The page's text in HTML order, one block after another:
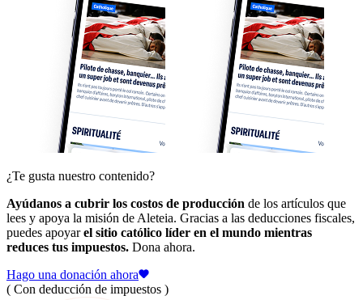
¿Te gusta nuestro contenido?
Ayúdanos a cubrir los costos de producción de los artículos que
lees y apoya la misión de Aleteia. Gracias a las deducciones fiscales,
puedes apoyarel sitio católico líder en el mundo mientras
reduces tus impuestos. Dona ahora.
Hago una donación ahora
( Con deducción de impuestos )